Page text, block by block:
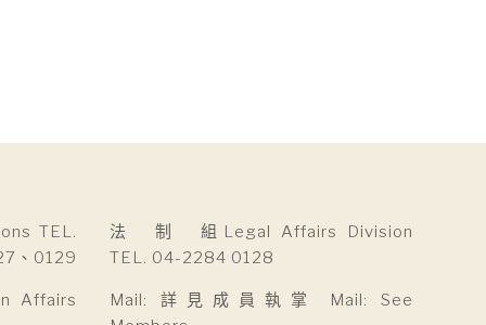
TEL.
、0129
Affairs
法 制 組Legal Affairs Division
TEL. 04-2284 0128
Mail: 詳見成員執掌 Mail: See